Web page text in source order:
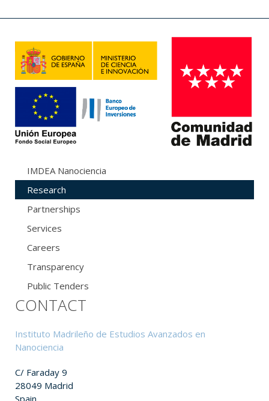
IMDEA Nanociencia
Research
Partnerships
Services
Careers
Transparency
Public Tenders
CONTACT
Instituto Madrileño de Estudios Avanzados en
Nanociencia
C/ Faraday 9
28049 Madrid
Spain